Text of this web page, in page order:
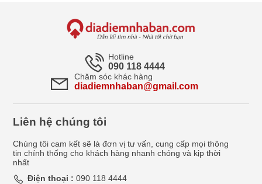
Hotline
090 118 4444
Chăm sóc khác hàng
diadiemnhaban@gmail.com
Liên hệ chúng tôi
Chúng tôi cam kết sẽ là đơn vị tư vấn, cung cấp mọi thông
tin chính thống cho khách hàng nhanh chóng và kịp thời
nhất
Điện thoại : 090 118 4444